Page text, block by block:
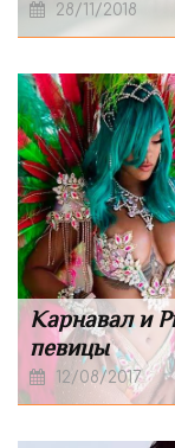
28/11/2018
Карнавал и
певицы
12/08/2017